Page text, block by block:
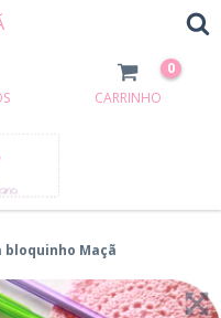
CARRINHO
0
bloquinho Maçã